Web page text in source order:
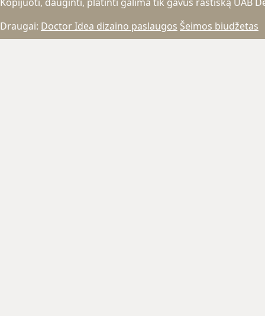
Draugai: Doctor Idea dizaino paslaugos Šeimos biudžetas